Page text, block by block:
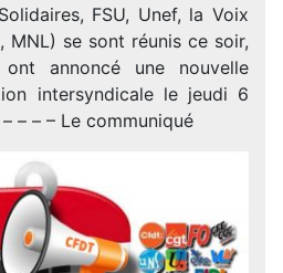
FSU, Unef, la Voix
MNL) se sont réunis ce soir,
annoncé une nouvelle
intersyndicale le jeudi 6
– – – Le communiqué